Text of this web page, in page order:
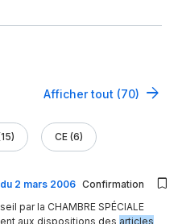
Afficher tout (70)
CE (6)
2 mars 2006 Confirmation
par la CHAMBRE SPÉCIALE
aux dispositions des articles